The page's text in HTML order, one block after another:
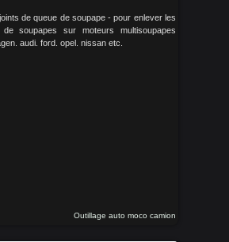
de queue de soupape - pour enlever les
soupapes sur moteurs multisoupapes
audi. ford. opel. nissan etc.
Outillage auto moco camion